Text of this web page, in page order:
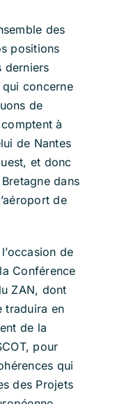
des
positions
derniers
concerne
de
à
de Nantes
et donc
dans
de
de
Conférence
ZAN, dont
traduira en
de la
pour
qui
des Projets